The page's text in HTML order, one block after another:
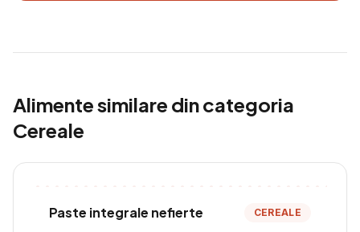
Alimente similare din categoria
Cereale
Paste integrale nefierte CEREALE